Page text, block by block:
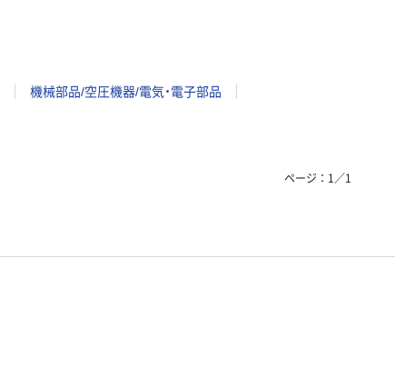
機械部品/空圧機器/電気・電子部品
ページ： 1 ／1